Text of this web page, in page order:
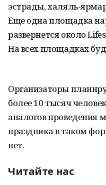
эстрады, халяль-
Еще одна площадка
развернется около
На всех площадках
Организаторы
более 10 тысяч
аналогов проведения
праздника в таком
нет.
Читайте нас